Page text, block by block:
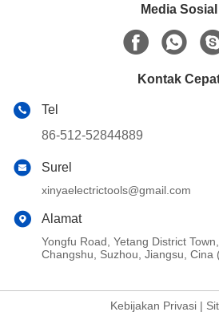
Media Sosial
Kontak
Tel
86-512-52844889
Surel
xinyaelectrictools@gmail.com
Alamat
Yongfu Road, Yetang District
Changshu, Suzhou, Jiangsu, Cina
Kebijakan Privasi |